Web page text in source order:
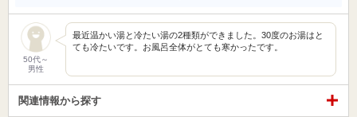
50代～
男性
最近温かい湯と冷たい湯の2種類ができました。30度のお湯はと
ても冷たいです。お風呂全体がとても寒かったです。
関連情報から探す